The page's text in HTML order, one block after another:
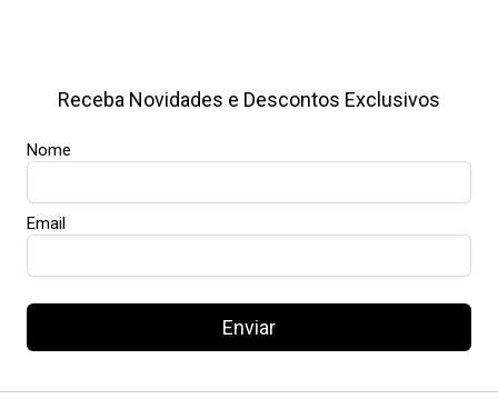
Receba Novidades e Descontos Exclusivos
Nome
Email
Enviar